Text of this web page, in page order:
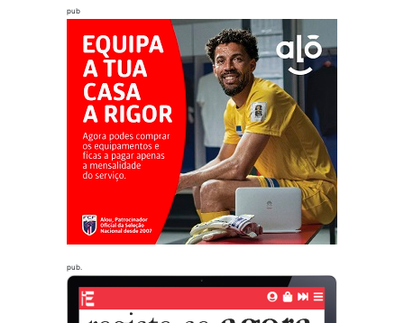
pub
pub.